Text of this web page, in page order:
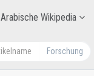
Arabische Wikipedia
Forschung